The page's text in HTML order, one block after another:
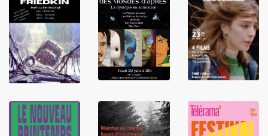
LIRE LIRE LIRE